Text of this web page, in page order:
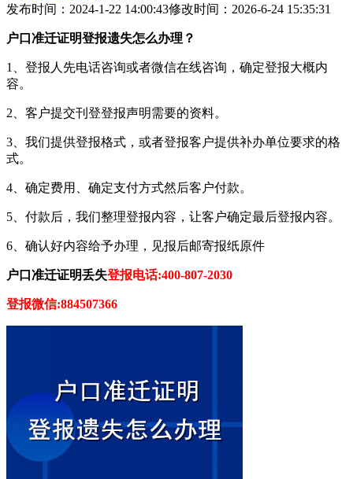
发布时间：2024-1-22 14:00:43修改时间：2026-6-24 15:35:31
户口准迁证明登报遗失怎么办理？
1、登报人先电话咨询或者微信在线咨询，确定登报大概内
容。
2、客户提交刊登登报声明需要的资料。
3、我们提供登报格式，或者登报客户提供补办单位要求的格
式。
4、确定费用、确定支付方式然后客户付款。
5、付款后，我们整理登报内容，让客户确定最后登报内容。
6、确认好内容给予办理，见报后邮寄报纸原件
户口准迁证明丢失登报电话:400-807-2030
登报微信:884507366